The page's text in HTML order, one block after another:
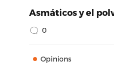
Asmáticos y el
0
Opinions